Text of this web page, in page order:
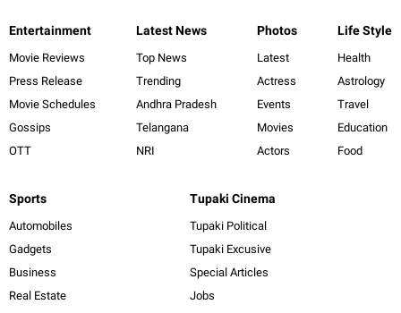
Entertainment
Movie Reviews
Press Release
Movie Schedules
Gossips
OTT
Latest News
Top News
Trending
Andhra Pradesh
Telangana
NRI
Photos
Latest
Actress
Events
Movies
Actors
Life Style
Health
Astrology
Travel
Education
Food
Sports
Automobiles
Gadgets
Business
Real Estate
Tupaki Cinema
Tupaki Political
Tupaki Excusive
Special Articles
Jobs